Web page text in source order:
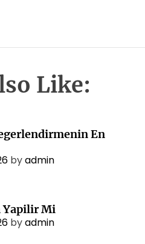
Like:
En
byadmin
Yapilir Mi
byadmin